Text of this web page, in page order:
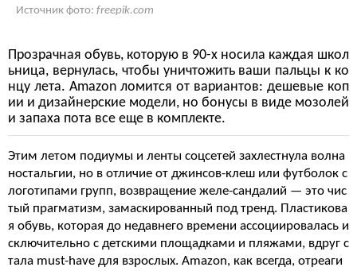
Источник фото: freepik.com
Прозрачная обувь, которую в 90-х носила каждая школ
ьница, вернулась, чтобы уничтожить ваши пальцы к ко
нцу лета. Amazon ломится от вариантов: дешевые коп
ии и дизайнерские модели, но бонусы в виде мозолей
и запаха пота все еще в комплекте.
Этим летом подиумы и ленты соцсетей захлестнула волна
ностальгии, но в отличие от джинсов-клеш или футболок с
логотипами групп, возвращение желе-сандалий — это чис
тый прагматизм, замаскированный под тренд. Пластикова
я обувь, которая до недавнего времени ассоциировалась и
сключительно с детскими площадками и пляжами, вдруг с
тала must-have для взрослых. Amazon, как всегда, отреаги